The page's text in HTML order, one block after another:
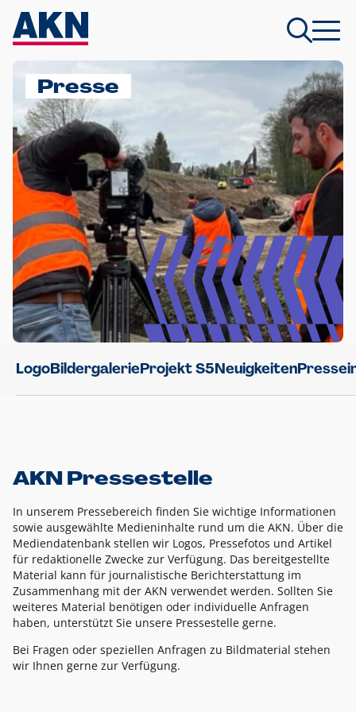
Presse
LogoBildergalerieProjekt S5Neuigkeiten
AKN Pressestelle
In unserem Pressebereich finden Sie wichtige Informationen
sowie ausgewählte Medieninhalte rund um die AKN. Über die
Mediendatenbank stellen wir Logos, Pressefotos und Artikel
für redaktionelle Zwecke zur Verfügung. Das bereitgestellte
Material kann für journalistische Berichterstattung im
Zusammenhang mit der AKN verwendet werden. Sollten Sie
weiteres Material benötigen oder individuelle Anfragen
haben, unterstützt Sie unsere Pressestelle gerne.
Bei Fragen oder speziellen Anfragen zu Bildmaterial stehen
wir Ihnen gerne zur Verfügung.